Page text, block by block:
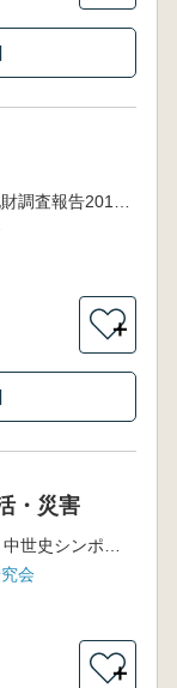
大阪府埋蔵文化財調査報告2011-1
＋
・災害
第10回考古学と中世史シンポジウム
会
＋